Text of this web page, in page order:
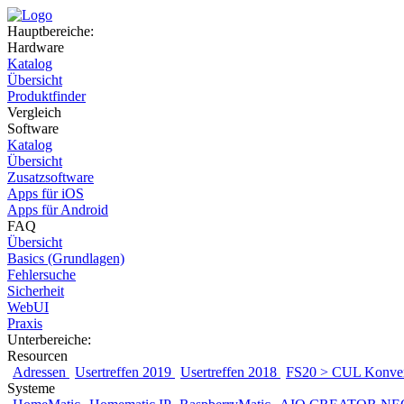
Hauptbereiche:
Hardware
Katalog
Übersicht
Produktfinder
Vergleich
Software
Katalog
Übersicht
Zusatzsoftware
Apps für iOS
Apps für Android
FAQ
Übersicht
Basics (Grundlagen)
Fehlersuche
Sicherheit
WebUI
Praxis
Unterbereiche:
Resourcen
Adressen
Usertreffen 2019 Usertreffen 2018 FS20 > CUL
Systeme